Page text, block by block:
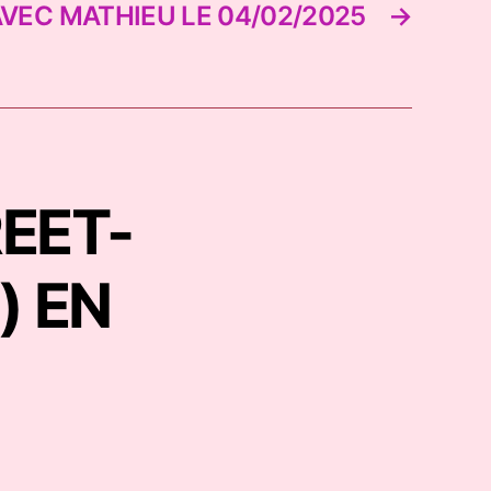
→
MATHIEU LE 04/02/2025
EN